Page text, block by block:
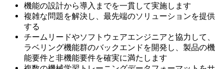
機能の設計から導入までを一貫して実施します
複雑な問題を解決し、最先端のソリューションを提供
する
チームリードやソフトウェアエンジニアと協力して、
ラベリング機能群のバックエンドを開発し、製品の機
能要件と非機能要件を確実に満たします